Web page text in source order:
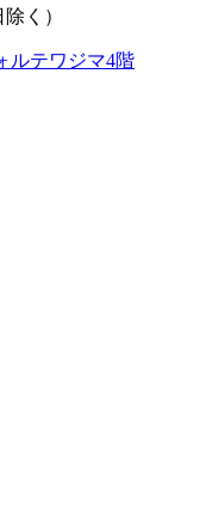
く）
ルテワジマ4階